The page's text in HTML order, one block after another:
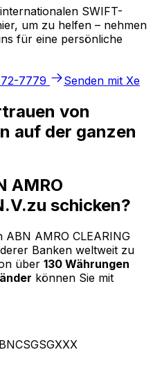
SWIFT-
um zu helfen – nehmen
für eine persönliche
7779
Senden mit Xe
von
auf der ganzen
AMRO
schicken?
AMRO CLEARING
Banken weltweit zu
über 130 Währungen
können Sie mit